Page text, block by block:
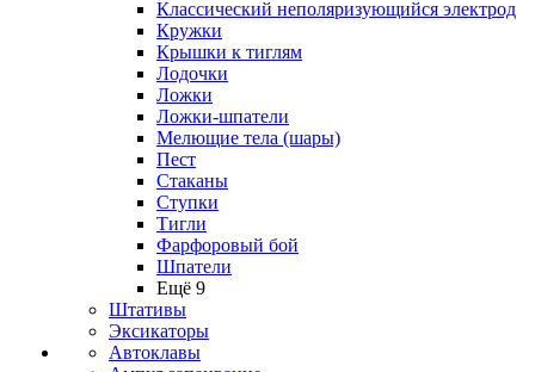
Классический неполяризующийся электрод
Кружки
Крышки к тиглям
Лодочки
Ложки
Ложки-шпатели
Мелющие тела (шары)
Пест
Стаканы
Ступки
Тигли
Фарфоровый бой
Шпатели
Ещё 9
Штативы
Эксикаторы
Автоклавы